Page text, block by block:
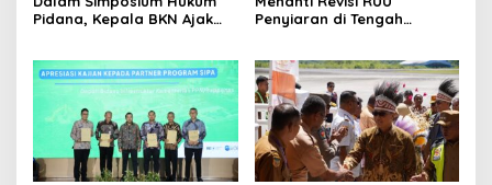
Pidana, Kepala BKN Ajak
di Birokrasi
Penyiaran di Tengah
Jadi “Messi dan Ronaldo”
Legislasi